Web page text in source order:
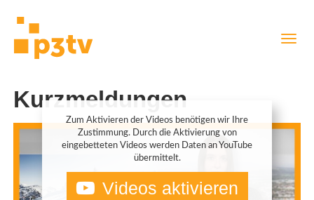
Kurzmeldungen
Zum Aktivieren der Videos benötigen wir Ihre
Zustimmung. Durch die Aktivierung von
eingebetteten Videos werden Daten an YouTube
übermittelt.
Videos aktivieren